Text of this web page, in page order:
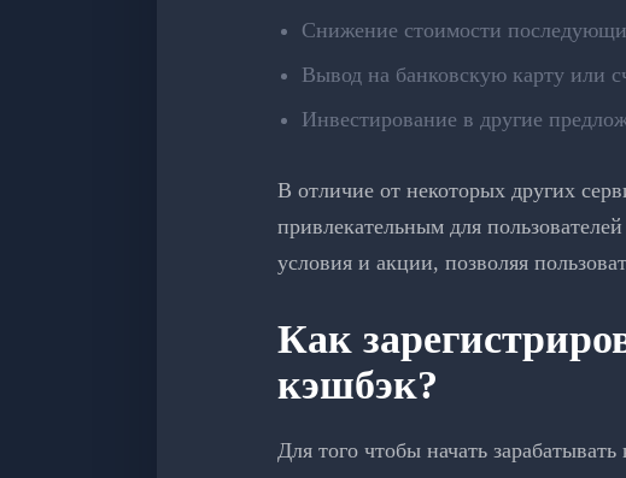
Снижение стоимости
Вывод на банковскую карту или
Инвестирование в другие
В отличие от некоторых других
привлекательным для
условия и акции, позволяя
Как
кэшбэк?
Для того чтобы начать